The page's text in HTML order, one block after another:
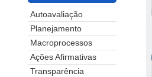
Autoavaliação
Planejamento
Macroprocessos
Ações Afirmativas
Transparência